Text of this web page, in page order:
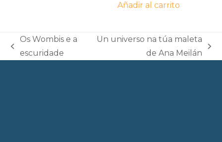
Añadir al carrito
previous
Os Wombis e a
escuridade
Un universo na túa maleta
de Ana Meilán